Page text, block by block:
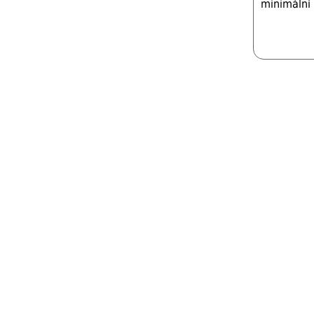
minimální